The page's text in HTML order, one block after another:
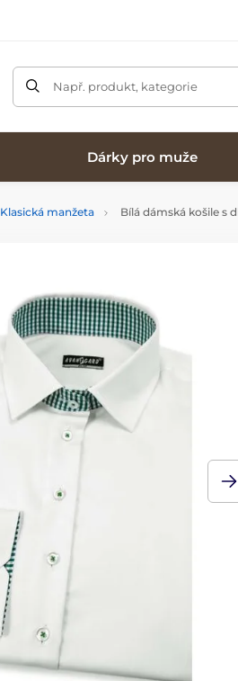
Např. produkt, kategorie
Dárky pro muže
Klasická manžeta Bílá dámská košile s